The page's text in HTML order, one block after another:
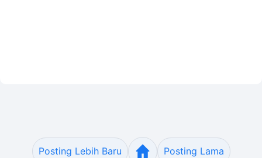
Posting Lebih Baru Posting Lama